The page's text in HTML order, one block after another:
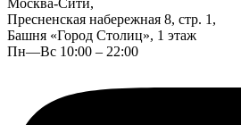
Москва-Сити,
Пресненская набережная 8, стр. 1,
Башня «Город Столиц», 1 этаж
Пн—Вс 10:00 – 22:00